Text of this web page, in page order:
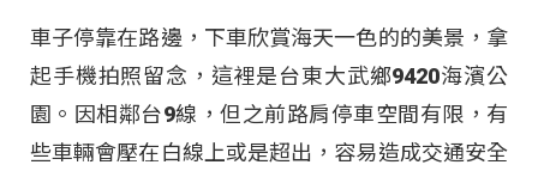
車子停靠在路邊，下車欣賞海天一色的的美景，拿
起手機拍照留念，這裡是台東大武鄉9420海濱公
園。因相鄰台9線，但之前路肩停車空間有限，有
些車輛會壓在白線上或是超出，容易造成交通安全